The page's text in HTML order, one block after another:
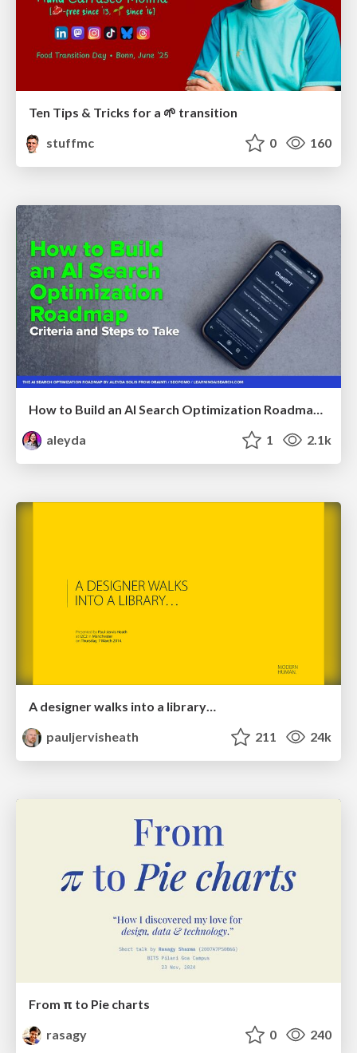
Ten Tips & Tricks for a 🌱 transition
stuffmc
0 160
How to Build an AI Search Optimization Roadmap - Criteria and Steps to Take #SEOIRL
aleyda
1 2.1k
A designer walks into a library…
pauljervisheath
211 24k
From π to Pie charts
rasagy
0 240